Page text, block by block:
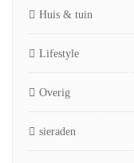
Huis & tuin
Lifestyle
Overig
sieraden